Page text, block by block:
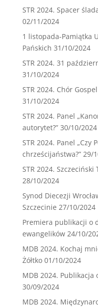
STR 2024. Spacer
02/11/2024
1 listopada-Pamiątka
Pańskich 31/10/2024
STR 2024. 31
31/10/2024
STR 2024. Chór
31/10/2024
STR 2024. Panel
autorytet?” 30/10/2024
STR 2024. Panel „Czy
chrześcijaństwa?” 29/
STR 2024.
28/10/2024
Synod Diecezji
Szczecinie 27/10/2024
Premiera publikacji o
ewangelików 24/10/
MDB 2024. Kochaj
Żółtko 01/10/2024
MDB 2024.
30/09/2024
MDB 2024.